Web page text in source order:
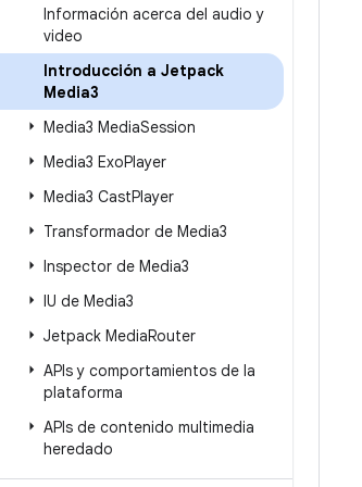
Información acerca del audio y
video
Introducción a Jetpack
Media3
Media3 MediaSession
Media3 ExoPlayer
Media3 CastPlayer
Transformador de Media3
Inspector de Media3
IU de Media3
Jetpack MediaRouter
APIs y comportamientos de la
plataforma
APIs de contenido multimedia
heredado